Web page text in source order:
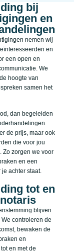
bij
en
nemen wij
en
een open en
We
hoogte van
samen het
dan begeleiden
de prijs, maar ook
die voor jou
Zo zorgen we voor
en een
achter staat.
tot en
blijven
controleren de
bewaken de
en
en met de